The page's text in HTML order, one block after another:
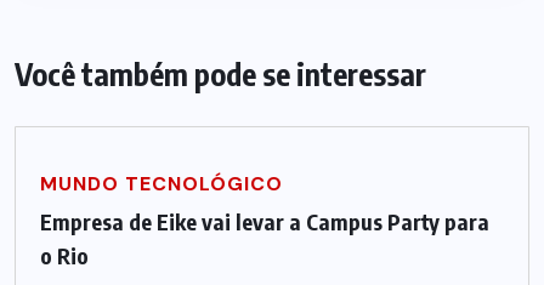
Você também pode se interessar
MUNDO TECNOLÓGICO
Empresa de Eike vai levar a Campus Party para
o Rio